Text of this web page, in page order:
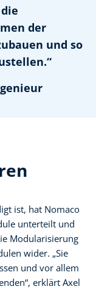
der
und so
ist, hat Nomaco
unterteilt und
Modularisierung
wider. „Sie
und vor allem
erklärt Axel